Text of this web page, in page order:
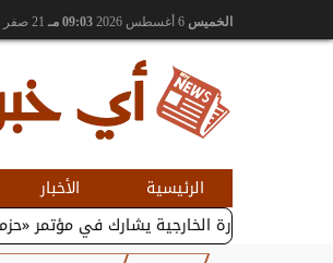
الخميس 09:03 مـ 21 صفر 1448
الرئيسية الأخبار
والتجارة الخارجية يشارك في مؤتمر «حزمة